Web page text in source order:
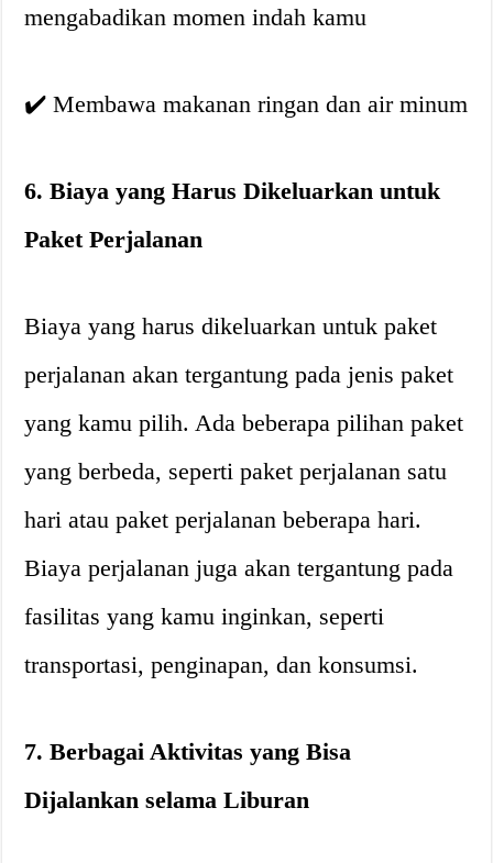
mengabadikan momen indah kamu
✔️ Membawa makanan ringan dan air minum
6. Biaya yang Harus Dikeluarkan untuk
Paket Perjalanan
Biaya yang harus dikeluarkan untuk paket
perjalanan akan tergantung pada jenis paket
yang kamu pilih. Ada beberapa pilihan paket
yang berbeda, seperti paket perjalanan satu
hari atau paket perjalanan beberapa hari.
Biaya perjalanan juga akan tergantung pada
fasilitas yang kamu inginkan, seperti
transportasi, penginapan, dan konsumsi.
7. Berbagai Aktivitas yang Bisa
Dijalankan selama Liburan